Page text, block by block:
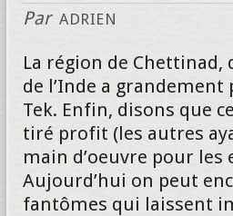
Par ADRIEN
La région de Chettinad,
de l’Inde a
Tek. Enfin, disons que
tiré profit (les autres
main d’oeuvre pour
Aujourd’hui on peut
fantômes qui laissent